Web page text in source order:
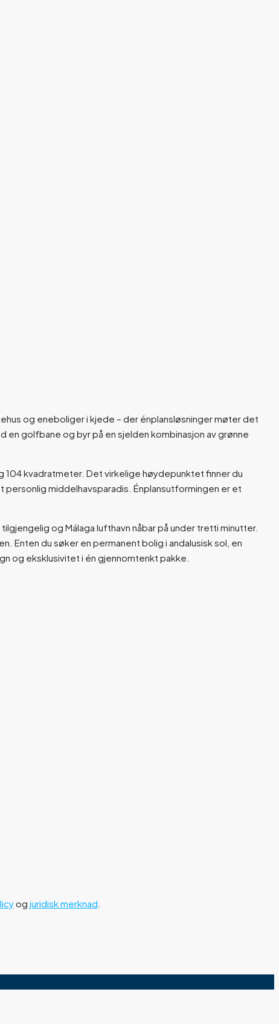
og eneboliger i kjede – der énplansløsninger møter det
golfbane og byr på en sjelden kombinasjon av grønne
104 kvadratmeter. Det virkelige høydepunktet finner du
middelhavsparadis. Énplansutformingen er et
og Málaga lufthavn nåbar på under tretti minutter.
du søker en permanent bolig i andalusisk sol, en
og eksklusivitet i én gjennomtenkt pakke.
og juridisk merknad